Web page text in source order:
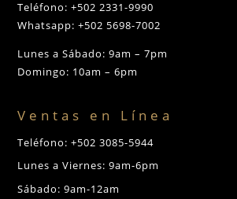
Teléfono: +502 2331-9990
Whatsapp: +502 5698-7002
Lunes a Sábado: 9am – 7pm
Domingo: 10am – 6pm
Ventas en Línea
Teléfono: +502 3085-5944
Lunes a Viernes: 9am-6pm
Sábado: 9am-12am